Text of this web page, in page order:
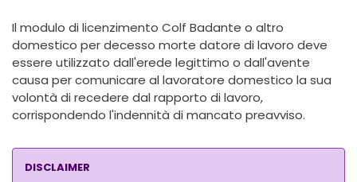
Il modulo di licenzimento Colf Badante o altro
domestico per decesso morte datore di lavoro deve
essere utilizzato dall'erede legittimo o dall'avente
causa per comunicare al lavoratore domestico la sua
volontà di recedere dal rapporto di lavoro,
corrispondendo l'indennità di mancato preavviso.
DISCLAIMER